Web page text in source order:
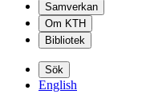
Samverkan
Om KTH
Bibliotek
Sök
English